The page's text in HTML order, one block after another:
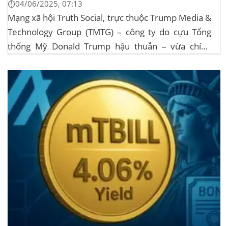
⏱️04/06/2025, 07:13
Mạng xã hội Truth Social, trực thuộc Trump Media &
Technology Group (TMTG) – công ty do cựu Tổng
thống Mỹ Donald Trump hậu thuẫn – vừa chính
dịch Mỹ (SEC) để xin phê duyệt quỹ ETF Bitcoin...